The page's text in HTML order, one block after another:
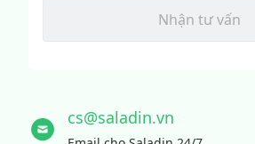
Nhận tư vấn
cs@saladin.vn